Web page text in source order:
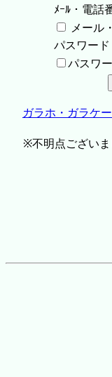
ﾒｰﾙ・電話
メール
パスワード
パスワ
ガラホ・ガラケ
※不明点ござい